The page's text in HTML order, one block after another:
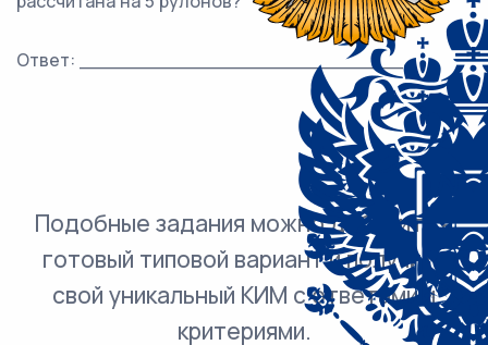
Ответ: ___________________________.
Подобные задания можно добавить в
готовый типовой вариант и получить
свой уникальный КИМ с ответами и
критериями.